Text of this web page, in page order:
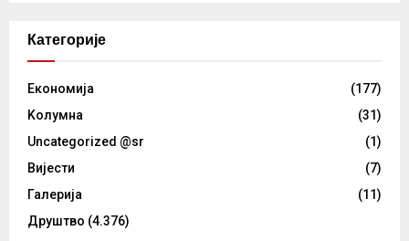
Категорије
Eкономија
(177)
Kолумнa
(31)
Uncategorized @sr
(1)
Вијести
(7)
Галерија
(11)
Друштво (4.376)